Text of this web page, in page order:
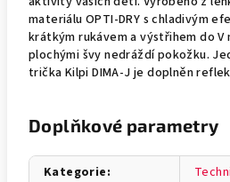
materiálu OPTI-DRY s chladivým
krátkým rukávem a výstřihem do
plochými švy nedráždí pokožku.
trička Kilpi DIMA-J je doplněn
Doplňkové parametry
Kategorie: